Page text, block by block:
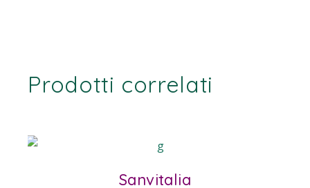
Prodotti correlati
Sanvitalia